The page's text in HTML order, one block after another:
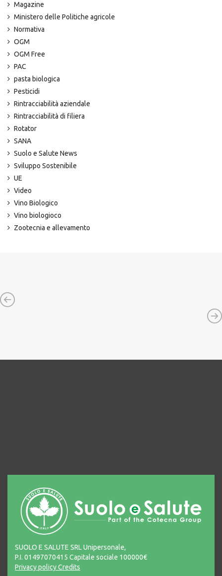
Magazine
Ministero delle Politiche agricole
Normativa
OGM
OGM Free
PAC
pasta biologica
Pesticidi
Rintracciabilità aziendale
Rintracciabilità di filiera
Rotator
SANA
Suolo e Salute News
Sviluppo Sostenibile
UE
Video
Vino Biologico
Vino biologioco
Zootecnia e allevamento
SUOLO E SALUTE SRL Unipersonale,
P.I. 01497070415 Capitale sociale 100000€
Privacy policyCredits